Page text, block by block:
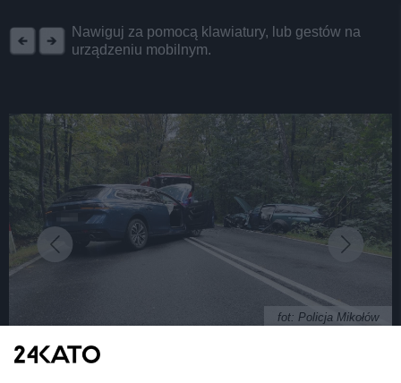
Nawiguj za pomocą klawiatury, lub gestów na
urządzeniu mobilnym.
fot: Policja Mikołów